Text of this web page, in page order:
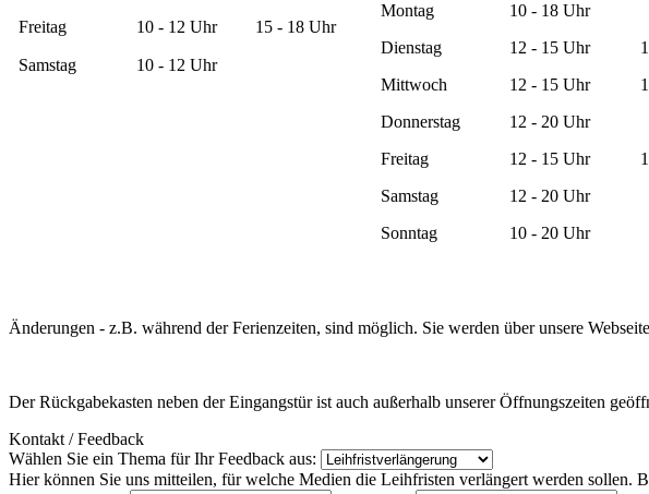
Freitag 10 - 12 Uhr 15 - 18 Uhr
Samstag 10 - 12 Uhr
Montag
Dienstag
Mittwoch
Donnerstag
Freitag
Samstag
Sonntag
10 - 18 Uhr
12 - 15 Uhr
12 - 15 Uhr
12 - 20 Uhr
12 - 15 Uhr
12 - 20 Uhr
10 - 20 Uhr
Änderungen - z.B. während der Ferienzeiten, sind möglich. Sie werden über unsere
Der Rückgabekasten neben der Eingangstür ist auch außerhalb unserer Öffnungszeiten
Kontakt / Feedback
Wählen Sie ein Thema für Ihr Feedback aus:
Hier können Sie uns mitteilen, für welche Medien die Leihfristen verlängert werden